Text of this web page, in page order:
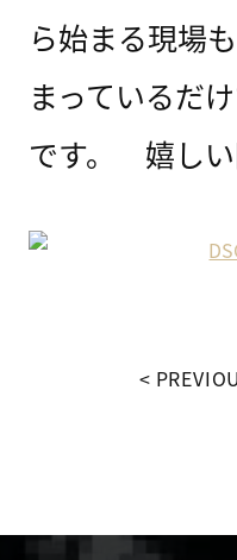
ら始まる現場
まっているだ
です。 嬉しい